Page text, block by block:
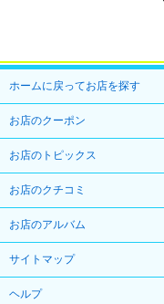
ホームに戻ってお店を探す
お店のクーポン
お店のトピックス
お店のクチコミ
お店のアルバム
サイトマップ
ヘルプ